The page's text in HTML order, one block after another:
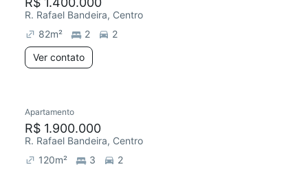
R. Rafael Bandeira, Centro
82m² 2
2
Ver contato
Apartamento
R$ 1.900.000
R. Rafael Bandeira, Centro
120m² 3
2